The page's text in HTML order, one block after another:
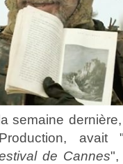
semaine
avait
de Cannes